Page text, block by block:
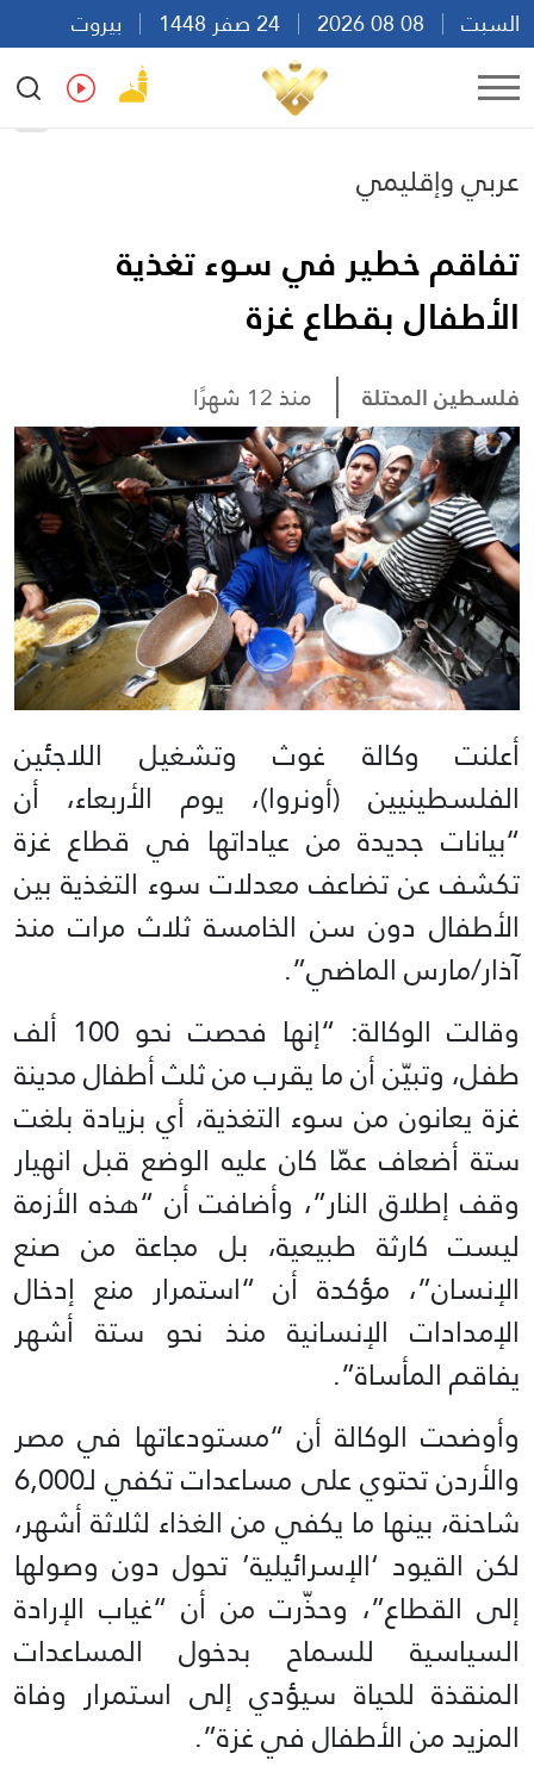
السبت
بيروت
07:27
Ar
عربي وإقليمي
تفاقم خطير في سوء تغذية
الأطفال بقطاع غزة
فلسطين المحتلة منذ 12 شهرًا
أعلنت وكالة غوث وتشغيل اللاجئين
الفلسطينيين (أونروا)، يوم الأربعاء، أن
“بيانات جديدة من عياداتها في قطاع غزة
تكشف عن تضاعف معدلات سوء التغذية بين
الأطفال دون سن الخامسة ثلاث مرات منذ
آذار/مارس الماضي”.
وقالت الوكالة: “إنها فحصت نحو 100 ألف
طفل، وتبيّن أن ما يقرب من ثلث أطفال مدينة
غزة يعانون من سوء التغذية، أي بزيادة بلغت
ستة أضعاف عمّا كان عليه الوضع قبل انهيار
وقف إطلاق النار”، وأضافت أن “هذه الأزمة
ليست كارثة طبيعية، بل مجاعة من صنع
الإنسان”، مؤكدة أن “استمرار منع إدخال
الإمدادات الإنسانية منذ نحو ستة أشهر
يفاقم المأساة”.
وأوضحت الوكالة أن “مستودعاتها في مصر
والأردن تحتوي على مساعدات تكفي لـ6,000
شاحنة، بينها ما يكفي من الغذاء لثلاثة أشهر،
لكن القيود ‘الإسرائيلية’ تحول دون وصولها
إلى القطاع”، وحذّرت من أن “غياب الإرادة
السياسية للسماح بدخول المساعدات
المنقذة للحياة سيؤدي إلى استمرار وفاة
المزيد من الأطفال في غزة”.